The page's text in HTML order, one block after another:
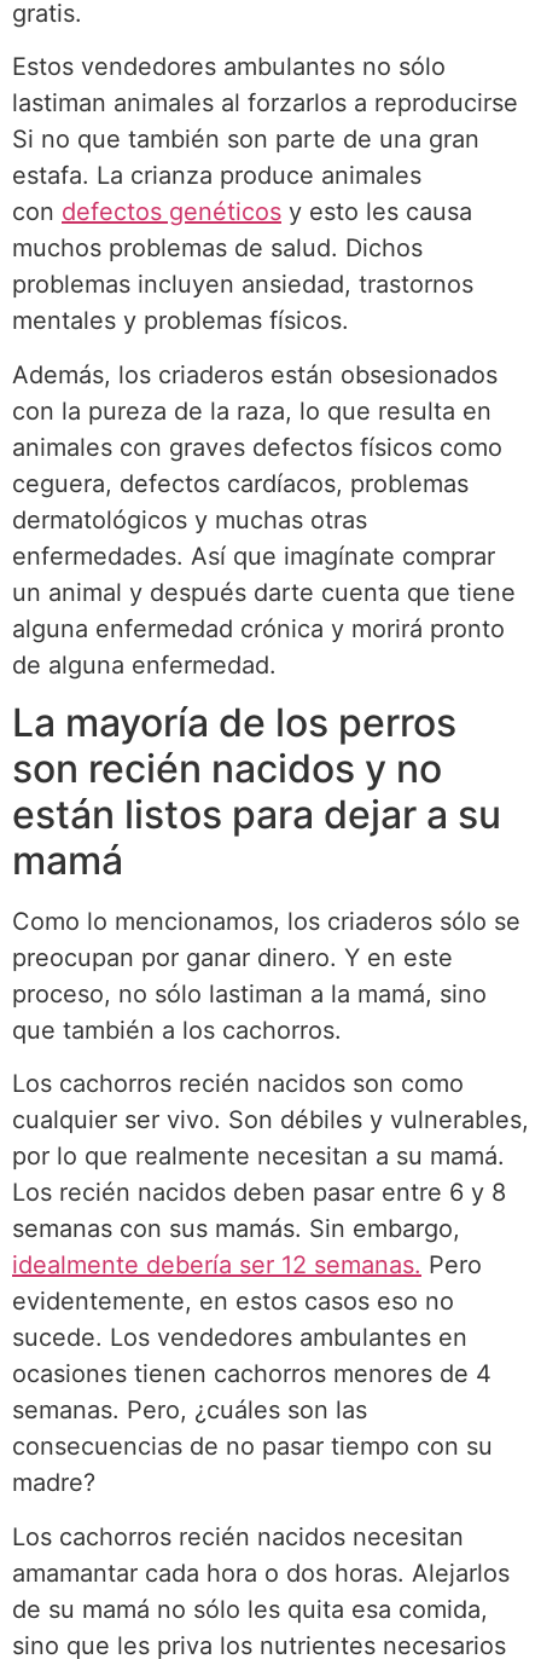
gratis.
Estos vendedores ambulantes no sólo
lastiman animales al forzarlos a reproducirse
Si no que también son parte de una gran
estafa. La crianza produce animales
con defectos genéticos y esto les causa
muchos problemas de salud. Dichos
problemas incluyen ansiedad, trastornos
mentales y problemas físicos.
Además, los criaderos están obsesionados
con la pureza de la raza, lo que resulta en
animales con graves defectos físicos como
ceguera, defectos cardíacos, problemas
dermatológicos y muchas otras
enfermedades. Así que imagínate comprar
un animal y después darte cuenta que tiene
alguna enfermedad crónica y morirá pronto
de alguna enfermedad.
La mayoría de los perros
son recién nacidos y no
están listos para dejar a su
mamá
Como lo mencionamos, los criaderos sólo se
preocupan por ganar dinero. Y en este
proceso, no sólo lastiman a la mamá, sino
que también a los cachorros.
Los cachorros recién nacidos son como
cualquier ser vivo. Son débiles y vulnerables,
por lo que realmente necesitan a su mamá.
Los recién nacidos deben pasar entre 6 y 8
semanas con sus mamás. Sin embargo,
idealmente debería ser 12 semanas. Pero
evidentemente, en estos casos eso no
sucede. Los vendedores ambulantes en
ocasiones tienen cachorros menores de 4
semanas. Pero, ¿cuáles son las
consecuencias de no pasar tiempo con su
madre?
Los cachorros recién nacidos necesitan
amamantar cada hora o dos horas. Alejarlos
de su mamá no sólo les quita esa comida,
sino que les priva los nutrientes necesarios